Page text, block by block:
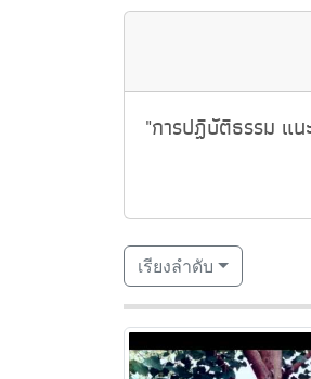
"การปฏิบัติธรรม แ
เรียงลำดับ